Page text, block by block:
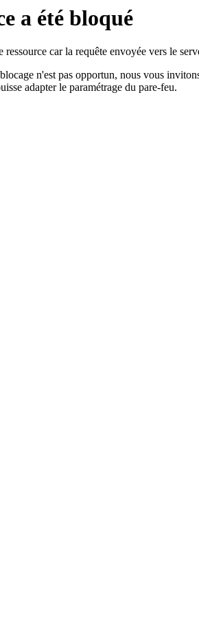
a été bloqué
car la requête envoyée vers le
n'est pas opportun, nous vous
adapter le paramétrage du pare-feu.